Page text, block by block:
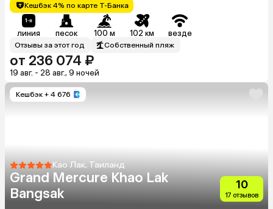
Кешбэк 4% по карте Т-Банка
линия песок 100 м 102 км везде
Отзывы за этот год Собственный пляж
от 236 074 ₽
19 авг. - 28 авг., 9 ночей
Кешбэк + 4 676
Као Лак, Таиланд
Grand Mercure Khao Lak
Bangsak
10
17 отзывов